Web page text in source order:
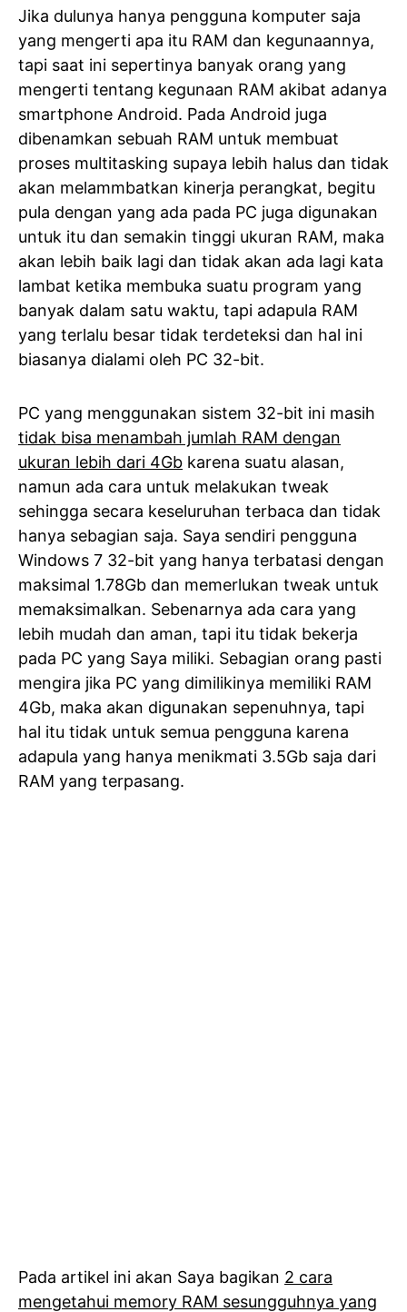
Jika dulunya hanya pengguna komputer saja
yang mengerti apa itu RAM dan kegunaannya,
tapi saat ini sepertinya banyak orang yang
mengerti tentang kegunaan RAM akibat adanya
smartphone Android. Pada Android juga
dibenamkan sebuah RAM untuk membuat
proses multitasking supaya lebih halus dan tidak
akan melammbatkan kinerja perangkat, begitu
pula dengan yang ada pada PC juga digunakan
untuk itu dan semakin tinggi ukuran RAM, maka
akan lebih baik lagi dan tidak akan ada lagi kata
lambat ketika membuka suatu program yang
banyak dalam satu waktu, tapi adapula RAM
yang terlalu besar tidak terdeteksi dan hal ini
biasanya dialami oleh PC 32-bit.
PC yang menggunakan sistem 32-bit ini masih
tidak bisa menambah jumlah RAM dengan
ukuran lebih dari 4Gb karena suatu alasan,
namun ada cara untuk melakukan tweak
sehingga secara keseluruhan terbaca dan tidak
hanya sebagian saja. Saya sendiri pengguna
Windows 7 32-bit yang hanya terbatasi dengan
maksimal 1.78Gb dan memerlukan tweak untuk
memaksimalkan. Sebenarnya ada cara yang
lebih mudah dan aman, tapi itu tidak bekerja
pada PC yang Saya miliki. Sebagian orang pasti
mengira jika PC yang dimilikinya memiliki RAM
4Gb, maka akan digunakan sepenuhnya, tapi
hal itu tidak untuk semua pengguna karena
adapula yang hanya menikmati 3.5Gb saja dari
RAM yang terpasang.
Pada artikel ini akan Saya bagikan 2 cara
mengetahui memory RAM sesungguhnya yang